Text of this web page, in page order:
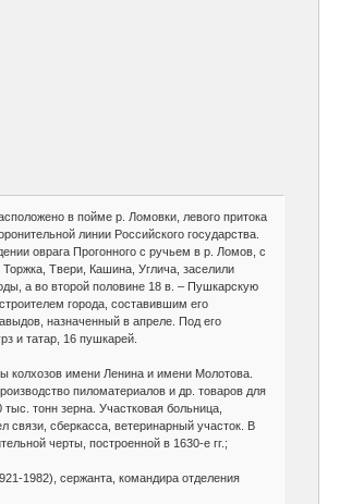
в пойме р. Ломовки, левого притока
линии Российского государства.
оврага Прогонного с ручьем в р. Ломов, с
Твери, Кашина, Углича, заселили
а во второй половине 18 в. – Пушкарскую
города, составившим его
назначенный в апреле. Под его
и татар, 16 пушкарей.
колхозов имени Ленина и имени Молотова.
пиломатериалов и др. товаров для
тонн зерна. Участковая больница,
связи, сберкасса, ветеринарный участок. В
черты, построенной в 1630-е гг.;
1982), сержанта, командира отделения